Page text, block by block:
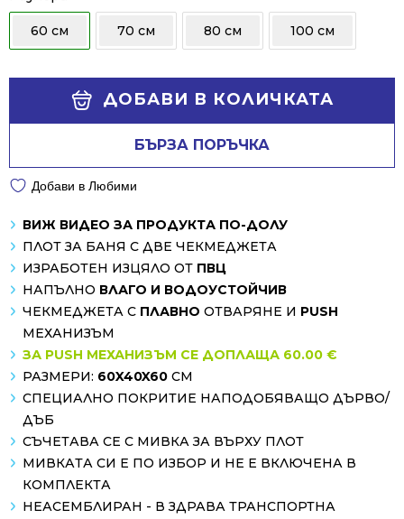
/
999.00 лв..
/
749.00 лв..
60 см 70 см 80 см 100 см
ДОБАВИ В КОЛИЧКАТА
БЪРЗА ПОРЪЧКА
Добави в Любими
ВИЖ ВИДЕО ЗА ПРОДУКТА ПО-ДОЛУ
ПЛОТ ЗА БАНЯ С ДВЕ ЧЕКМЕДЖЕТА
ИЗРАБОТЕН ИЗЦЯЛО ОТ ПВЦ
НАПЪЛНО ВЛАГО И ВОДОУСТОЙЧИВ
ЧЕКМЕДЖЕТА С ПЛАВНО ОТВАРЯНЕ И PUSH
МЕХАНИЗЪМ
ЗА PUSH МЕХАНИЗЪМ СЕ ДОПЛАЩА 60.00 €
РАЗМЕРИ: 60X40X60 СМ
СПЕЦИАЛНО ПОКРИТИЕ НАПОДОБЯВАЩО ДЪРВО/
ДЪБ
СЪЧЕТАВА СЕ С МИВКА ЗА ВЪРХУ ПЛОТ
МИВКАТА СИ Е ПО ИЗБОР И НЕ Е ВКЛЮЧЕНА В
КОМПЛЕКТА
НЕАСЕМБЛИРАН - В ЗДРАВА ТРАНСПОРТНА